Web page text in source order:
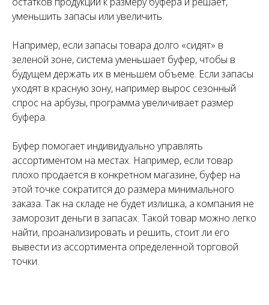
уменьшить запасы или увеличить.
Например, если запасы товара долго «сидят» в
зеленой зоне, система уменьшает буфер, чтобы в
будущем держать их в меньшем объеме. Если запасы
уходят в красную зону, например вырос сезонный
спрос на арбузы, программа увеличивает размер
буфера.
Буфер помогает индивидуально управлять
ассортиментом на местах. Например, если товар
плохо продается в конкретном магазине, буфер на
этой точке сократится до размера минимального
заказа. Так на складе не будет излишка, а компания не
заморозит деньги в запасах. Такой товар можно легко
найти, проанализировать и решить, стоит ли его
вывести из ассортимента определенной торговой
точки.